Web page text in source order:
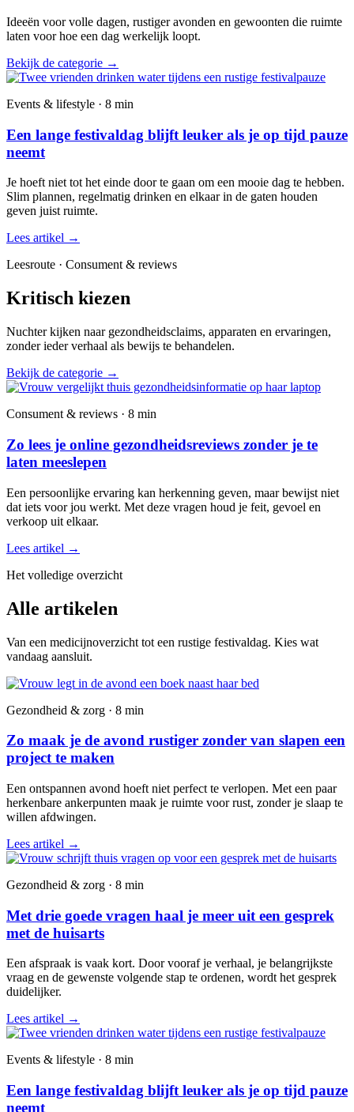
Ideeën voor volle dagen, rustiger avonden en gewoonten die ruimte
laten voor hoe een dag werkelijk loopt.
Bekijk de categorie →
Events & lifestyle · 8 min
Een lange festivaldag blijft leuker als je op tijd pauze
neemt
Je hoeft niet tot het einde door te gaan om een mooie dag te hebben.
Slim plannen, regelmatig drinken en elkaar in de gaten houden
geven juist ruimte.
Lees artikel →
Leesroute · Consument & reviews
Kritisch kiezen
Nuchter kijken naar gezondheidsclaims, apparaten en ervaringen,
zonder ieder verhaal als bewijs te behandelen.
Bekijk de categorie →
Consument & reviews · 8 min
Zo lees je online gezondheidsreviews zonder je te
laten meeslepen
Een persoonlijke ervaring kan herkenning geven, maar bewijst niet
dat iets voor jou werkt. Met deze vragen houd je feit, gevoel en
verkoop uit elkaar.
Lees artikel →
Het volledige overzicht
Alle artikelen
Van een medicijnoverzicht tot een rustige festivaldag. Kies wat
vandaag aansluit.
Gezondheid & zorg · 8 min
Zo maak je de avond rustiger zonder van slapen een
project te maken
Een ontspannen avond hoeft niet perfect te verlopen. Met een paar
herkenbare ankerpunten maak je ruimte voor rust, zonder je slaap te
willen afdwingen.
Lees artikel →
Gezondheid & zorg · 8 min
Met drie goede vragen haal je meer uit een gesprek
met de huisarts
Een afspraak is vaak kort. Door vooraf je verhaal, je belangrijkste
vraag en de gewenste volgende stap te ordenen, wordt het gesprek
duidelijker.
Lees artikel →
Events & lifestyle · 8 min
Een lange festivaldag blijft leuker als je op tijd pauze
neemt